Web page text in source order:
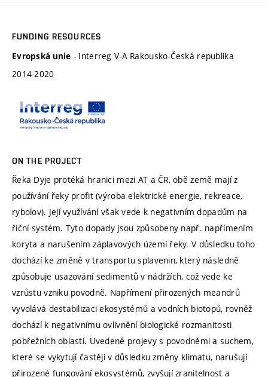
FUNDING RESOURCES
Evropská unie - Interreg V-A Rakousko-Česká republika
2014-2020
ON THE PROJECT
Řeka Dyje protéká hranici mezi AT a ČR, obě země mají z
používání řeky profit (výroba elektrické energie, rekreace,
rybolov). Její využívání však vede k negativním dopadům na
říční systém. Tyto dopady jsou způsobeny např. napřímením
koryta a narušením záplavových území řeky. V důsledku toho
dochází ke změně v transportu splavenin, který následně
způsobuje usazování sedimentů v nádržích, což vede ke
vzrůstu vzniku povodně. Napřímení přirozených meandrů
vyvolává destabilizaci ekosystémů a vodních biotopů, rovněž
dochází k negativnímu ovlivnění biologické rozmanitosti
pobřežních oblastí. Uvedené projevy s povodněmi a suchem,
které se vykytují častěji v důsledku změny klimatu, narušují
přirozené fungování ekosystémů, zvyšují zranitelnost a